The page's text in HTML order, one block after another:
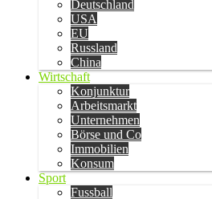
Deutschland
USA
EU
Russland
China
Wirtschaft
Konjunktur
Arbeitsmarkt
Unternehmen
Börse und Co
Immobilien
Konsum
Sport
Fussball